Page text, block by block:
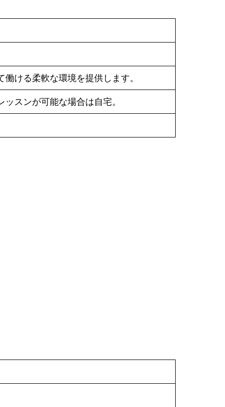
ける柔軟な環境を提供します。
スンが可能な場合は自宅。